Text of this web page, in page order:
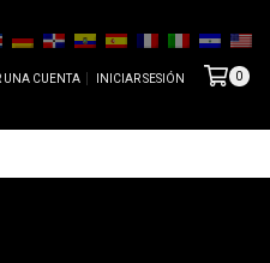
UNA CUENTA INICIAR SESIÓN 0